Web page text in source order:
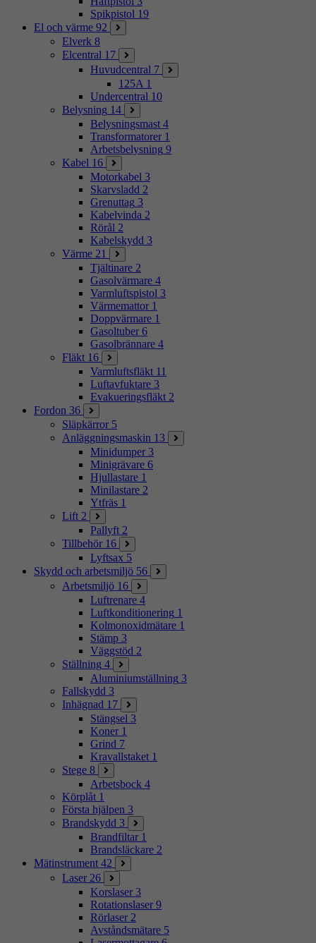
Spikpistol 19
El och värme 92
Elverk 8
Elcentral 17
Huvudcentral 7
125A 1
Undercentral 10
Belysning 14
Belysningsmast 4
Transformatorer 1
Arbetsbelysning 9
Kabel 16
Motorkabel 3
Skarvsladd 2
Grenuttag 3
Kabelvinda 2
Rörål 2
Kabelskydd 3
Värme 21
Tjältinare 2
Gasolvärmare 4
Varmluftspistol 3
Värmemattor 1
Doppvärmare 1
Gasoltuber 6
Gasolbrännare 4
Fläkt 16
Varmluftsfläkt 11
Luftavfuktare 3
Evakueringsfläkt 2
Fordon 36
Släpkärror 5
Anläggningsmaskin 13
Minidumper 3
Minigrävare 6
Hjullastare 1
Minilastare 2
Ytfräs 1
Lift 2
Pallyft 2
Tillbehör 16
Lyftsax 5
Skydd och arbetsmiljö 56
Arbetsmiljö 16
Luftrenare 4
Luftkonditionering 1
Kolmonoxidmätare 1
Stämp 3
Väggstöd 2
Ställning 4
Aluminiumställning 3
Fallskydd 3
Inhägnad 17
Stängsel 3
Koner 1
Grind 7
Kravallstaket 1
Stege 8
Arbetsbock 4
Körplåt 1
Första hjälpen 3
Brandskydd 3
Brandfiltar 1
Brandsläckare 2
Mätinstrument 42
Laser 26
Korslaser 3
Rotationslaser 9
Rörlaser 2
Avståndsmätare 5